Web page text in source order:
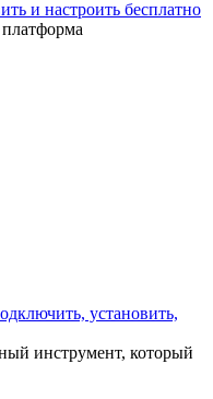
и настроить бесплатно
установить,
инструмент, который